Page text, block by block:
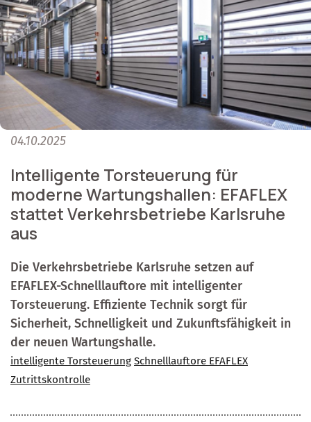
04.10.2025
Intelligente Torsteuerung für
moderne Wartungshallen: EFAFLEX
stattet Verkehrsbetriebe Karlsruhe
aus
Die Verkehrsbetriebe Karlsruhe setzen auf
EFAFLEX-Schnelllauftore mit intelligenter
Torsteuerung. Effiziente Technik sorgt für
Sicherheit, Schnelligkeit und Zukunftsfähigkeit in
der neuen Wartungshalle.
intelligente Torsteuerung Schnelllauftore EFAFLEX
Zutrittskontrolle